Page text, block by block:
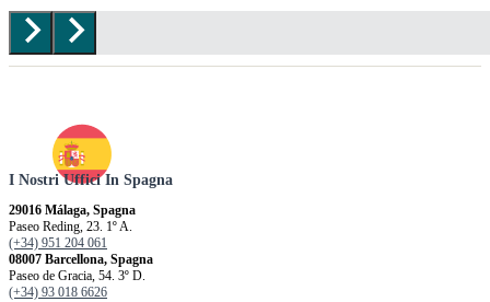
I Nostri Uffici In Spagna
29016 Málaga, Spagna
Paseo Reding, 23. 1º A.
(+34) 951 204 061
08007 Barcellona, ​​Spagna
Paseo de Gracia, 54. 3º D.
(+34) 93 018 6626